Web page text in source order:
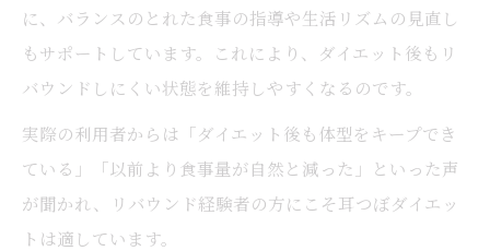
に、バランスのとれた食事の指導や生活リズムの見直し
もサポートしています。これにより、ダイエット後もリ
バウンドしにくい状態を維持しやすくなるのです。
実際の利用者からは「ダイエット後も体型をキープでき
ている」「以前より食事量が自然と減った」といった声
が聞かれ、リバウンド経験者の方にこそ耳つぼダイエッ
トは適しています。